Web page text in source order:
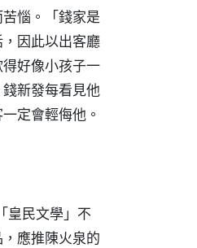
惱。「錢家是
因此以出客廳
好像小孩子一
新發每看見他
定會輕侮他。
皇民文學」不
應推陳火泉的